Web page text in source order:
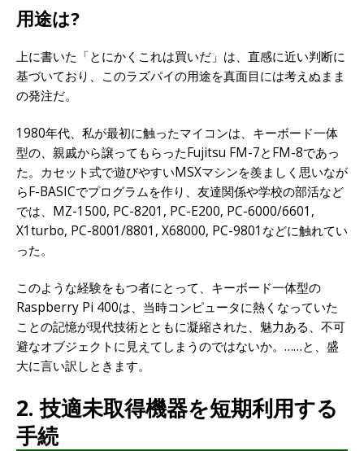
用途は?
上に書いた「とにかくこれは買いだ」は、直感に近い判断に
基づいており、このラズパイの用途を真面目には考えぬまま
の発注だ。
1980年代、私が最初に触ったマイコンは、キーボード一体
型の、親戚から譲ってもらったFujitsu FM-7とFM-8であっ
た。カセット式で遊びやすいMSXマシンを羨ましく思いなが
らF-BASICでプログラムを作り、友達関係や学校の部活など
では、MZ-1500, PC-8201, PC-E200, PC-6000/6601,
X1turbo, PC-8001/8801, X68000, PC-9801などに触れてい
った。
このような経験をもつ者にとって、キーボード一体型の
Raspberry Pi 400は、当時コンピュータに熱くなっていた
ことの記憶が現代技術とともに凝縮された、魅力ある、不可
避なオブジェクトに見えてしまうのではないか。……と、盛
大に言い訳しときます。
2. 技適未取得機器を短期利用する
手続